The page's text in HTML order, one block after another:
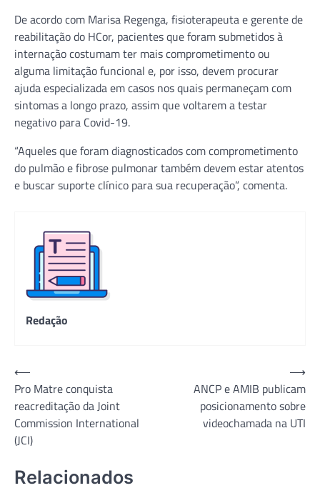
De acordo com Marisa Regenga, fisioterapeuta e gerente de
reabilitação do HCor, pacientes que foram submetidos à
internação costumam ter mais comprometimento ou
alguma limitação funcional e, por isso, devem procurar
ajuda especializada em casos nos quais permaneçam com
sintomas a longo prazo, assim que voltarem a testar
negativo para Covid-19.
“Aqueles que foram diagnosticados com comprometimento
do pulmão e fibrose pulmonar também devem estar atentos
e buscar suporte clínico para sua recuperação”, comenta.
Redação
Navegação
de
Post
⟵
Pro Matre conquista
reacreditação da Joint
Commission International
(JCI)
ANCP e AMIB publicam
posicionamento sobre
videochamada na UTI
⟶
Relacionados